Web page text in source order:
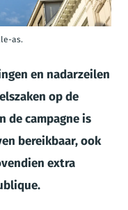
as.
en nadarzeilen
op de
de campagne is
bereikbaar, ook
extra